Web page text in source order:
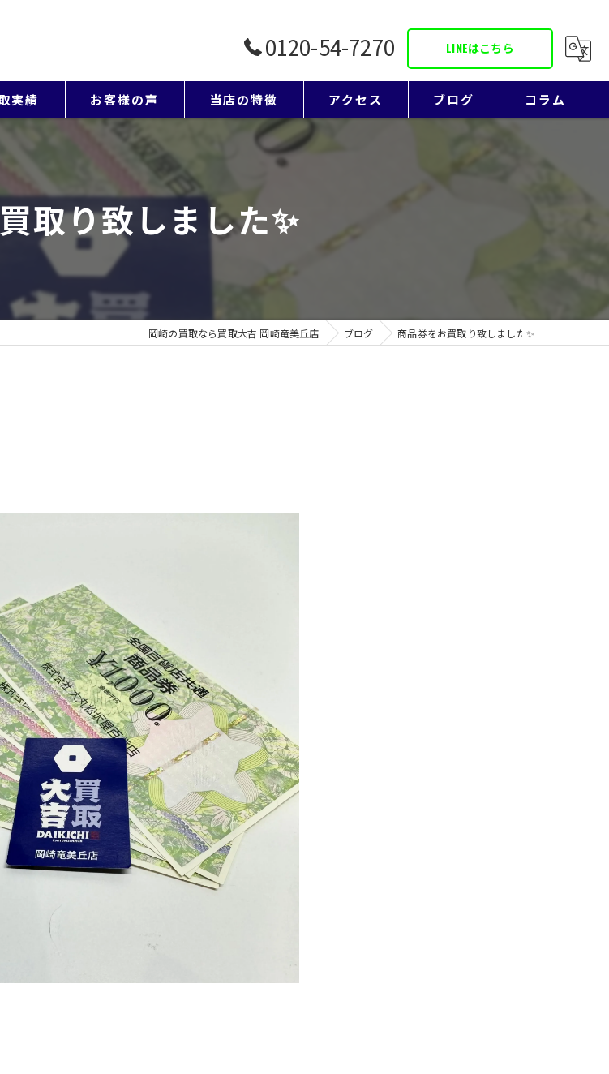
0120-54-7270 LINEはこちら
実績 お客様の声 当店の特徴
ブランド
バッグ
アクセス ブログ コラム
取り致しました✨
岡崎の買取なら買取大吉 岡崎竜美丘店 ブログ 商品券をお買取り致しました✨